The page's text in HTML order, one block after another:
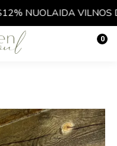
NUOLAIDA VILNOS
0